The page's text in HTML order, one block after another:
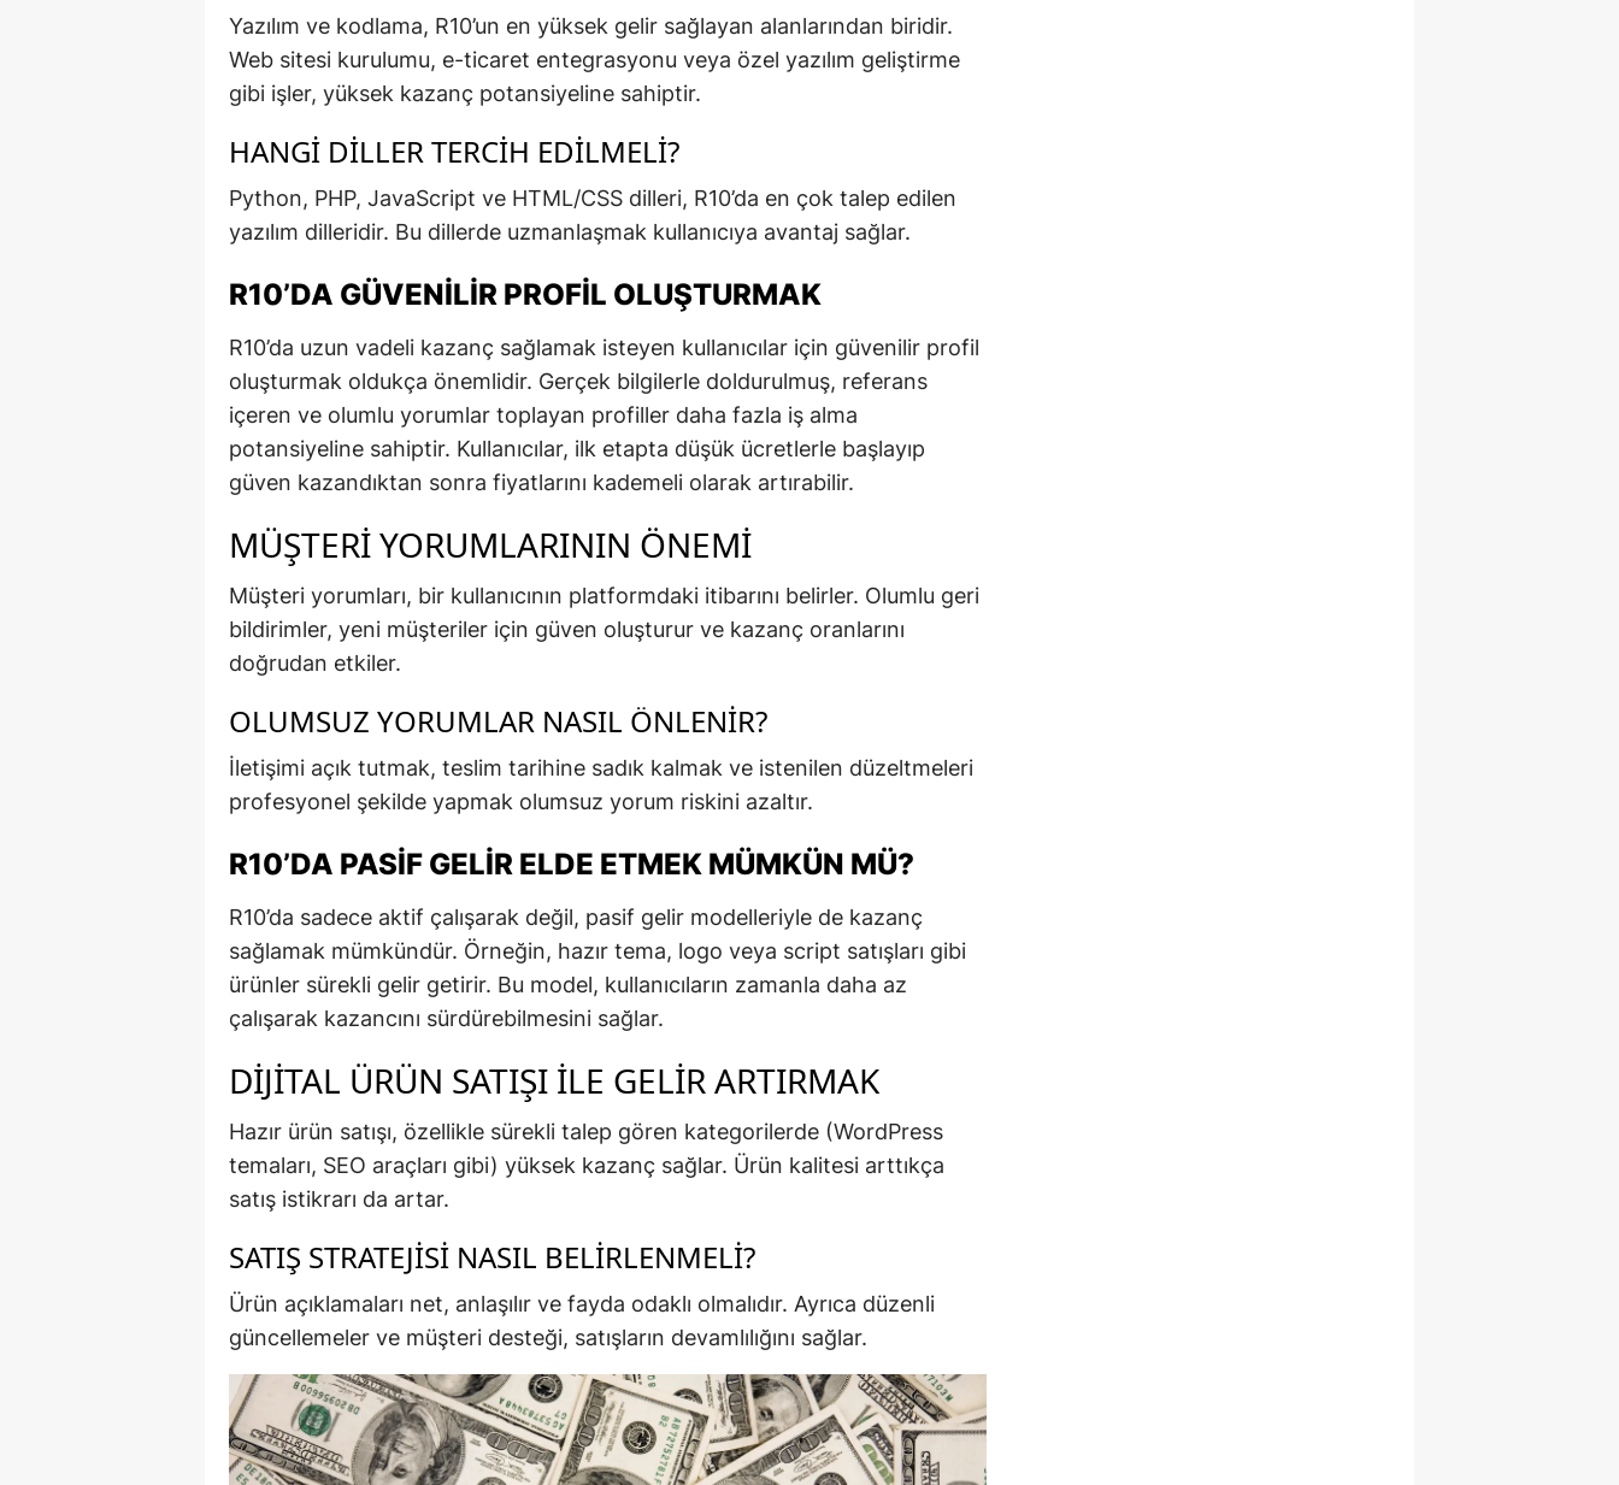
Yazılım ve kodlama, R10’un en yüksek gelir sağlayan alanlarından biridir.
Web sitesi kurulumu, e-ticaret entegrasyonu veya özel yazılım geliştirme
gibi işler, yüksek kazanç potansiyeline sahiptir.
HANGI DILLER TERCIH EDILMELI?
Python, PHP, JavaScript ve HTML/CSS dilleri, R10’da en çok talep edilen
yazılım dilleridir. Bu dillerde uzmanlaşmak kullanıcıya avantaj sağlar.
R10’DA GÜVENILIR PROFIL OLUŞTURMAK
R10’da uzun vadeli kazanç sağlamak isteyen kullanıcılar için güvenilir profil
oluşturmak oldukça önemlidir. Gerçek bilgilerle doldurulmuş, referans
içeren ve olumlu yorumlar toplayan profiller daha fazla iş alma
potansiyeline sahiptir. Kullanıcılar, ilk etapta düşük ücretlerle başlayıp
güven kazandıktan sonra fiyatlarını kademeli olarak artırabilir.
MÜŞTERI YORUMLARININ ÖNEMI
Müşteri yorumları, bir kullanıcının platformdaki itibarını belirler. Olumlu geri
bildirimler, yeni müşteriler için güven oluşturur ve kazanç oranlarını
doğrudan etkiler.
OLUMSUZ YORUMLAR NASIL ÖNLENIR?
İletişimi açık tutmak, teslim tarihine sadık kalmak ve istenilen düzeltmeleri
profesyonel şekilde yapmak olumsuz yorum riskini azaltır.
R10’DA PASIF GELIR ELDE ETMEK MÜMKÜN MÜ?
R10’da sadece aktif çalışarak değil, pasif gelir modelleriyle de kazanç
sağlamak mümkündür. Örneğin, hazır tema, logo veya script satışları gibi
ürünler sürekli gelir getirir. Bu model, kullanıcıların zamanla daha az
çalışarak kazancını sürdürebilmesini sağlar.
DIJITAL ÜRÜN SATIŞI ILE GELIR ARTIRMAK
Hazır ürün satışı, özellikle sürekli talep gören kategorilerde (WordPress
temaları, SEO araçları gibi) yüksek kazanç sağlar. Ürün kalitesi arttıkça
satış istikrarı da artar.
SATIŞ STRATEJISI NASIL BELIRLENMELI?
Ürün açıklamaları net, anlaşılır ve fayda odaklı olmalıdır. Ayrıca düzenli
güncellemeler ve müşteri desteği, satışların devamlılığını sağlar.